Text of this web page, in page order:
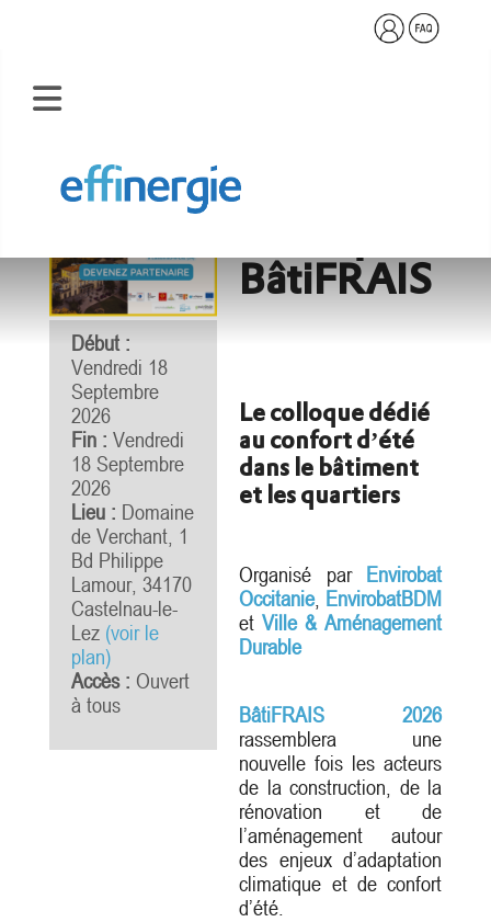
<< Précédent
Début :
Vendredi 18
Septembre
2026
Fin : Vendredi
18 Septembre
2026
Lieu : Domaine
de Verchant, 1
Bd Philippe
Lamour, 34170
Castelnau-le-
Lez (voir le
plan)
Accès : Ouvert
à tous
BâtiFRAIS
Le colloque dédié
au confort d’été
dans le bâtiment
et les quartiers
Organisé par Envirobat
Occitanie, EnvirobatBDM
etVille & Aménagement
Durable
BâtiFRAIS 2026
rassemblera une
nouvelle fois les acteurs
de la construction, de la
rénovation et de
l’aménagement autour
des enjeux d’adaptation
climatique et de confort
d’été.